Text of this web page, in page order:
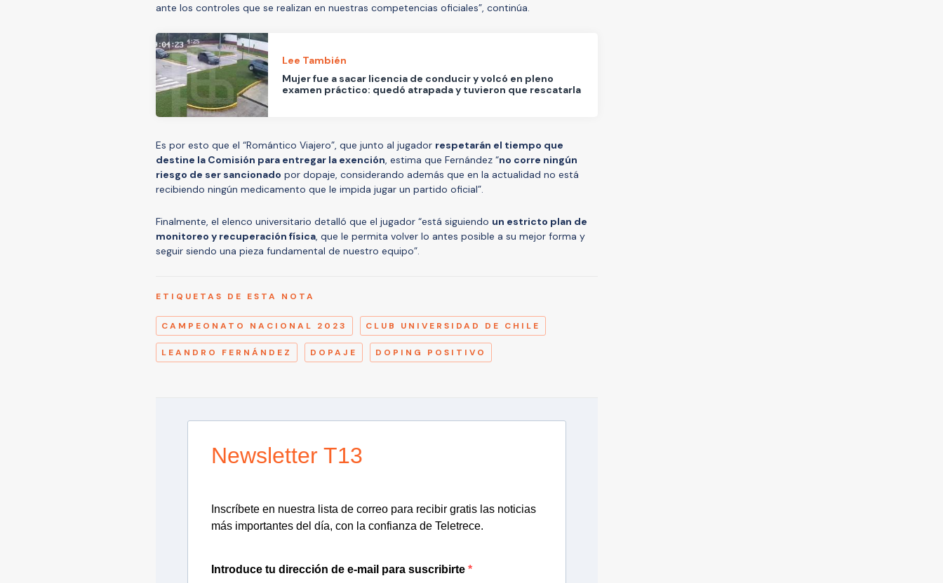
ante los controles que se realizan en nuestras competencias oficiales”, continúa.
Lee También
Mujer fue a sacar licencia de conducir y volcó en pleno
examen práctico: quedó atrapada y tuvieron que rescatarla
Es por esto que el “Romántico Viajero”, que junto al jugador respetarán el tiempo que
destine la Comisión para entregar la exención, estima que Fernández “no corre ningún
riesgo de ser sancionado por dopaje, considerando además que en la actualidad no está
recibiendo ningún medicamento que le impida jugar un partido oficial”.
Finalmente, el elenco universitario detalló que el jugador “está siguiendo un estricto plan de
monitoreo y recuperación física, que le permita volver lo antes posible a su mejor forma y
seguir siendo una pieza fundamental de nuestro equipo”.
ETIQUETAS DE ESTA NOTA
CAMPEONATO NACIONAL 2023 CLUB UNIVERSIDAD DE CHILE
LEANDRO FERNÁNDEZ DOPAJE DOPING POSITIVO
Newsletter T13
Inscríbete en nuestra lista de correo para recibir gratis las noticias
más importantes del día, con la confianza de Teletrece.
Introduce tu dirección de e-mail para suscribirte